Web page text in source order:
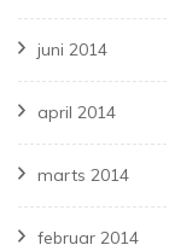
juni 2014
april 2014
marts 2014
februar 2014